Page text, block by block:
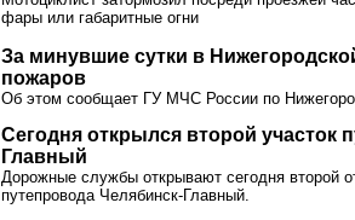
фары или габаритные огни
За минувшие сутки в
пожаров
Об этом сообщает ГУ МЧС России по
Сегодня открылся второй участок
Главный
Дорожные службы открывают сегодня второй
путепровода Челябинск-Главный.